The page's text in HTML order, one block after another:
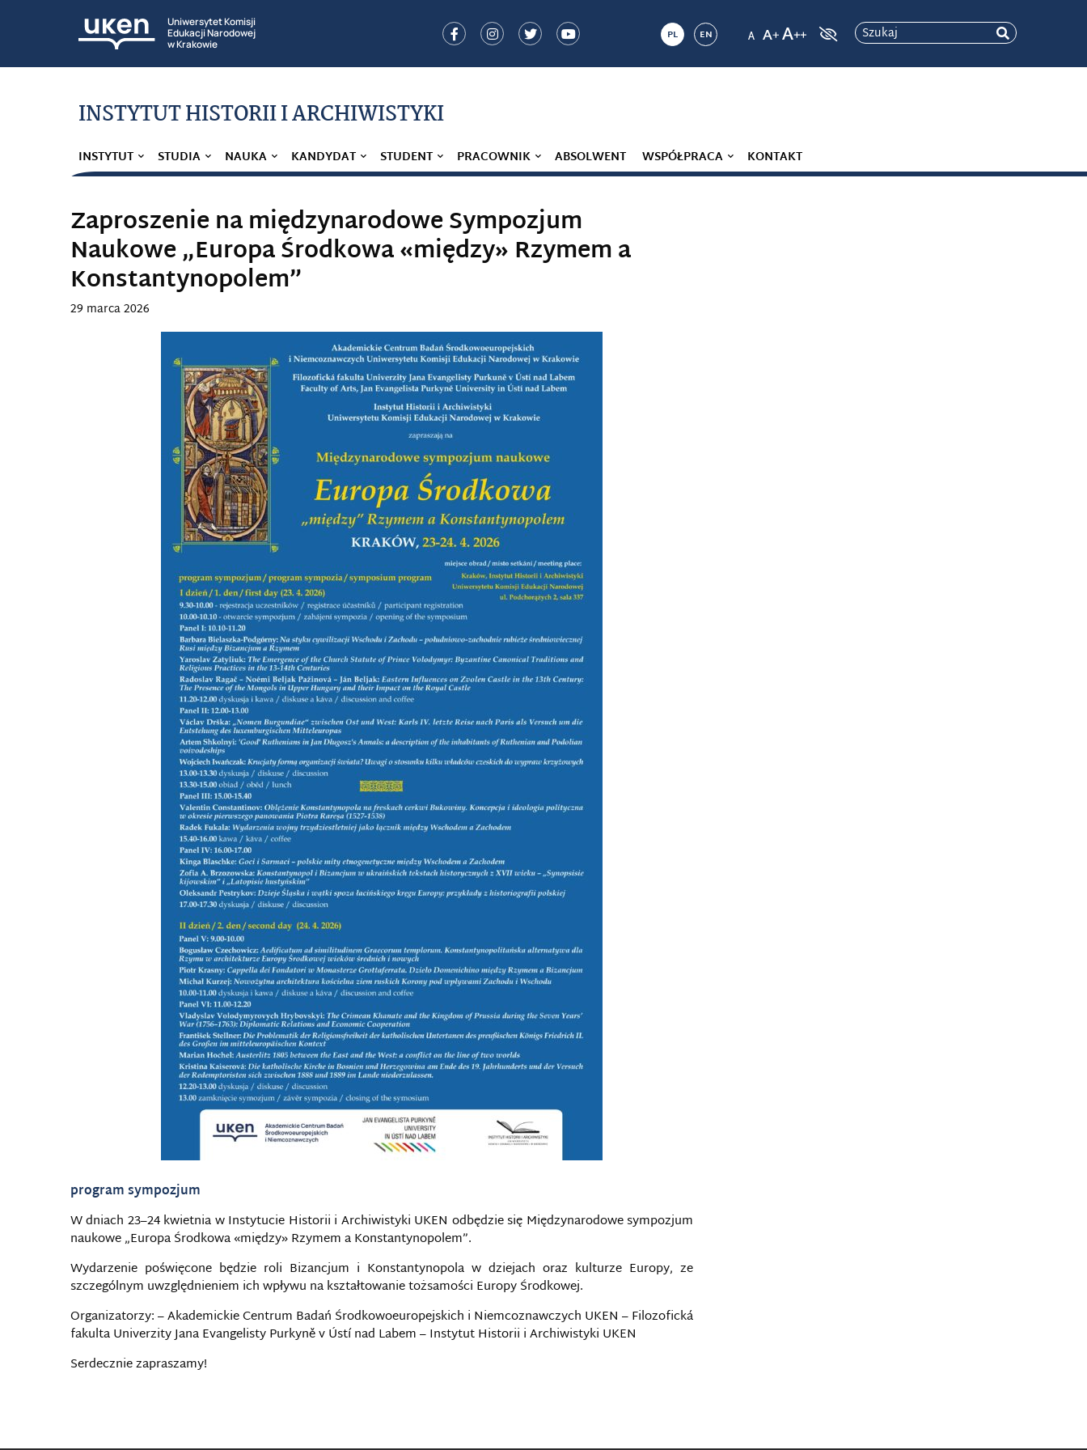
Uniwersytet Komisji
Edukacji Narodowej
w Krakowie
PL EN Szukaj
INSTYTUT HISTORII I ARCHIWISTYKI
INSTYTUT STUDIA NAUKA KANDYDAT STUDENT PRACOWNIK ABSOLWENT WSPÓŁPRACA KONTAKT
Zaproszenie na międzynarodowe Sympozjum
Naukowe „Europa Środkowa «między» Rzymem a
Konstantynopolem”
29 marca 2026
program sympozjum
W dniach 23–24 kwietnia w Instytucie Historii i Archiwistyki UKEN odbędzie się Międzynarodowe sympozjum
naukowe „Europa Środkowa «między» Rzymem a Konstantynopolem”.
Wydarzenie poświęcone będzie roli Bizancjum i Konstantynopola w dziejach oraz kulturze Europy, ze
szczególnym uwzględnieniem ich wpływu na kształtowanie tożsamości Europy Środkowej.
Organizatorzy: – Akademickie Centrum Badań Środkowoeuropejskich i Niemcoznawczych UKEN – Filozofická
fakulta Univerzity Jana Evangelisty Purkyně v Ústí nad Labem – Instytut Historii i Archiwistyki UKEN
Serdecznie zapraszamy!